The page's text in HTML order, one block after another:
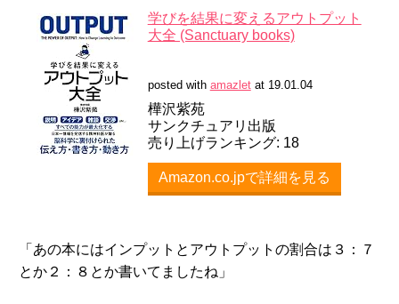
学びを結果に変えるアウトプット
大全 (Sanctuary books)
posted with amazletat 19.01.04
樺沢紫苑
サンクチュアリ出版
売り上げランキング: 18
Amazon.co.jpで詳細を見る
「あの本にはインプットとアウトプットの割合は３：７
とか２：８とか書いてましたね」